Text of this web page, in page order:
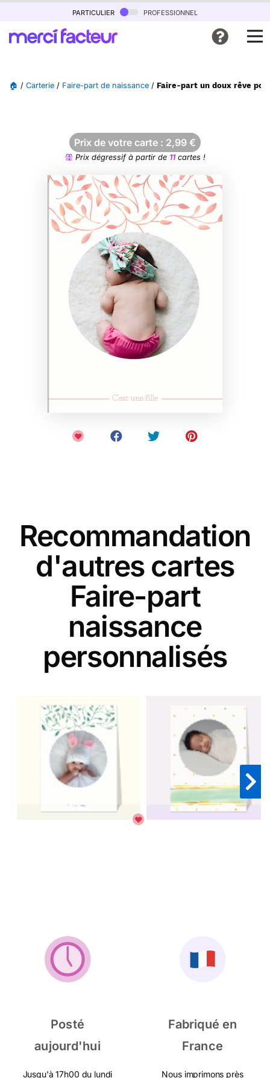
particulier professionnel
🏠 / Carterie / Faire-part de naissance / Faire-part un doux rêve
Prix de votre carte : 2,99 €
Prix dégressif à partir de 11cartes !
Recommandation
d'autres cartes
Faire-part
naissance
personnalisés
Posté
aujourd'hui
Jusqu'à 17h00 du lundi
Fabriqué en
France
Nous imprimons près